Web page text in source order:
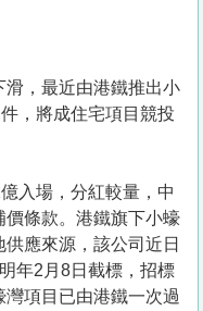
，最近由港鐵推出小
，將成住宅項目競投
入場，分紅較量，中
條款。港鐵旗下小蠔
應來源，該公司近日
年2月8日截標，招標
項目已由港鐵一次過